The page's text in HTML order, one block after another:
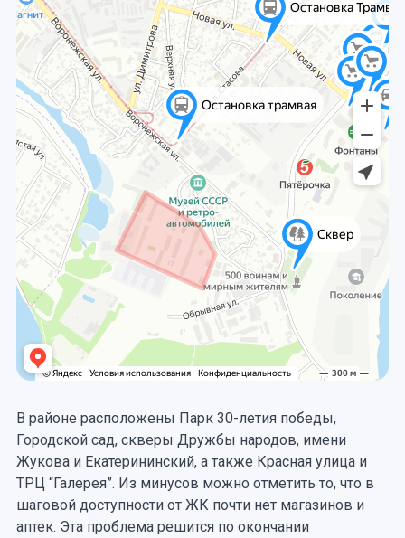
В районе расположены Парк 30-летия победы,
Городской сад, скверы Дружбы народов, имени
Жукова и Екатерининский, а также Красная улица и
ТРЦ “Галерея”. Из минусов можно отметить то, что в
шаговой доступности от ЖК почти нет магазинов и
аптек. Эта проблема решится по окончании